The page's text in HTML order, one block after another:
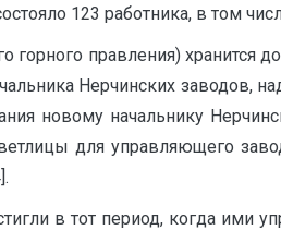
123 работника, в том
правления) хранится
Нерчинских заводов,
новому начальнику
для управляющего
в тот период, когда ими